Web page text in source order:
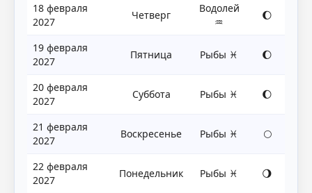
18 февраля
2027
Четверг
Водолей
♒
🌔
19 февраля
2027
Пятница Рыбы ♓ 🌔
20 февраля
2027
Суббота Рыбы ♓ 🌔
21 февраля
2027
Воскресенье Рыбы ♓ 🌕
22 февраля
2027
Понедельник Рыбы ♓ 🌖